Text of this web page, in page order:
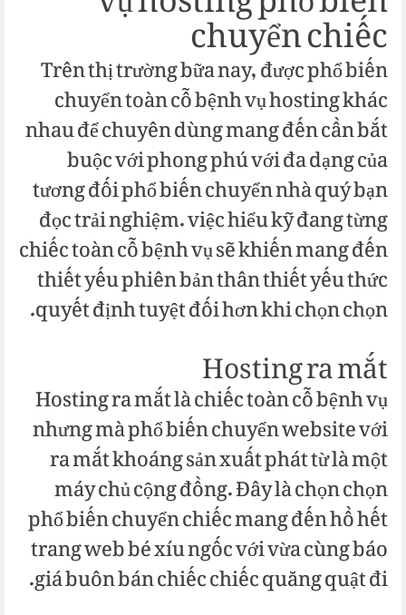
chuyển chiếc
Trên thị trường bữa nay, được phổ biến
chuyển toàn cỗ bệnh vụ hosting khác
nhau để chuyên dùng mang đến cần bắt
buộc với phong phú với đa dạng của
tương đối phổ biến chuyển nhà quý bạn
đọc trải nghiệm. việc hiểu kỹ đang từng
chiếc toàn cỗ bệnh vụ sẽ khiến mang đến
thiết yếu phiên bản thân thiết yếu thức
quyết định tuyệt đối hơn khi chọn chọn.
Hosting ra mắt
Hosting ra mắt là chiếc toàn cỗ bệnh vụ
nhưng mà phổ biến chuyển website với
ra mắt khoáng sản xuất phát từ là một
máy chủ cộng đồng. Đây là chọn chọn
phổ biến chuyển chiếc mang đến hồ hết
trang web bé xíu ngốc với vừa cùng báo
giá buôn bán chiếc chiếc quăng quật đi.